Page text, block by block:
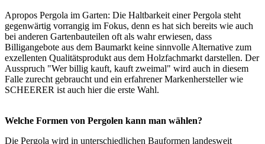
Apropos Pergola im Garten: Die Haltbarkeit einer Pergola steht
gegenwärtig vorrangig im Fokus, denn es hat sich bereits wie auch
bei anderen Gartenbauteilen oft als wahr erwiesen, dass
Billigangebote aus dem Baumarkt keine sinnvolle Alternative zum
exzellenten Qualitätsprodukt aus dem Holzfachmarkt darstellen. Der
Ausspruch "Wer billig kauft, kauft zweimal" wird auch in diesem
Falle zurecht gebraucht und ein erfahrener Markenhersteller wie
SCHEERER ist auch hier die erste Wahl.
Welche Formen von Pergolen kann man wählen?
Die Pergola wird in unterschiedlichen Bauformen landesweit